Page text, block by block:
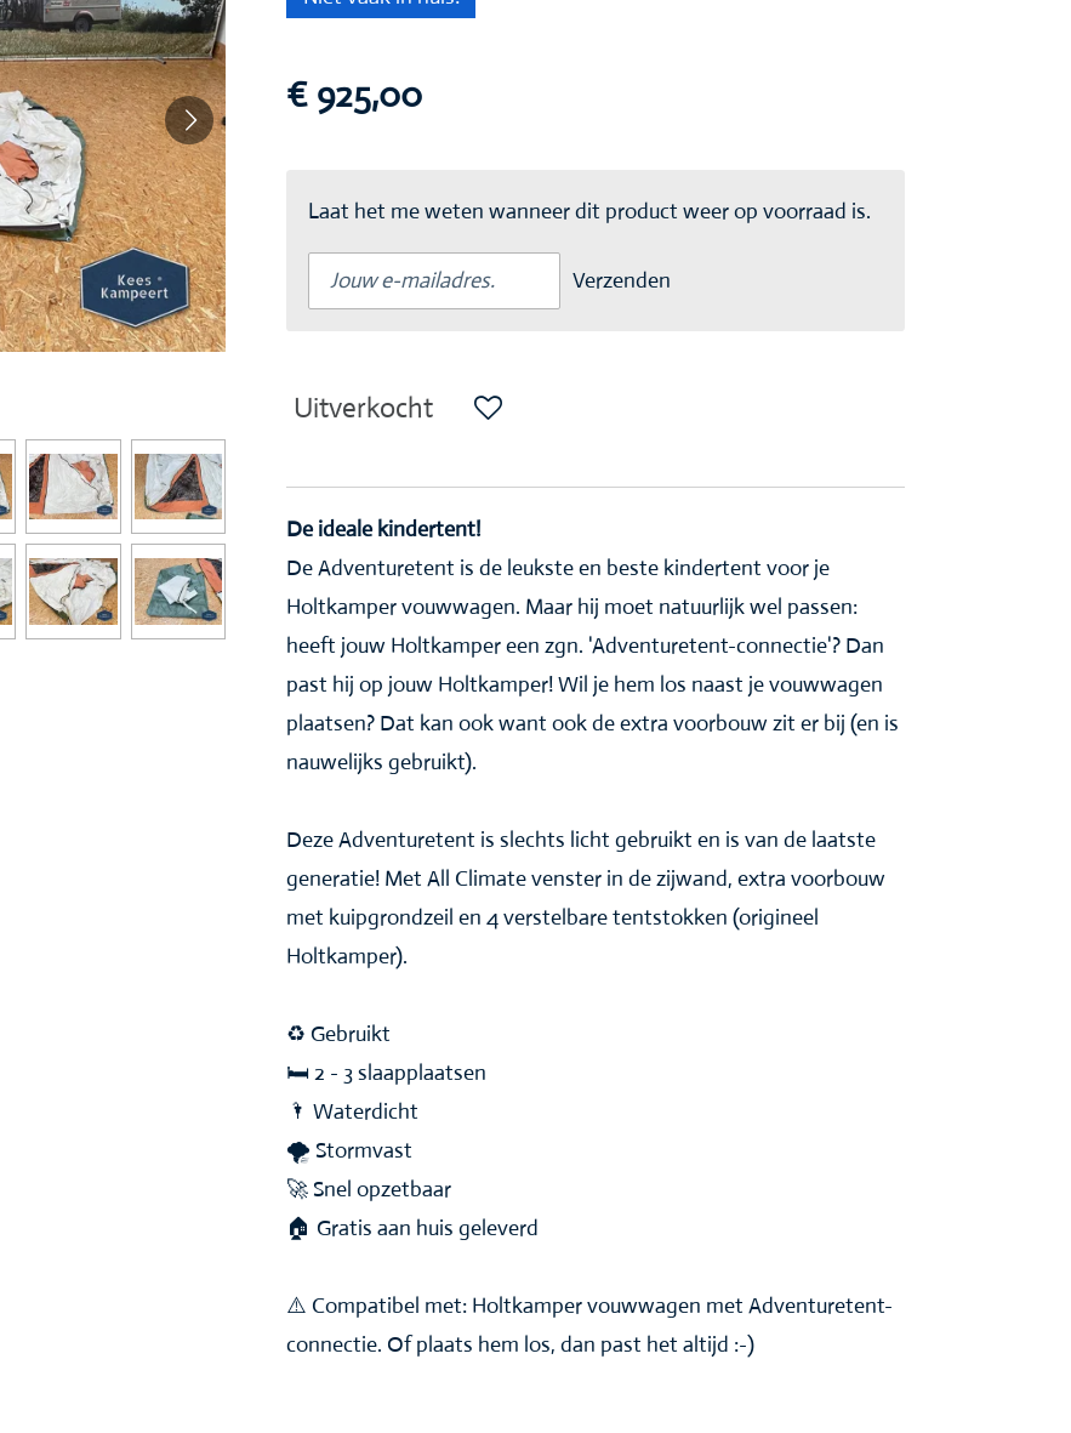
€ 925,00
Laat het me weten wanneer dit product weer op voorraad is.
Verzenden
Uitverkocht
De ideale kindertent!
De Adventuretent is de leukste en beste kindertent voor je
Holtkamper vouwwagen. Maar hij moet natuurlijk wel passen:
heeft jouw Holtkamper een zgn. 'Adventuretent-connectie'? Dan
past hij op jouw Holtkamper! Wil je hem los naast je vouwwagen
plaatsen? Dat kan ook want ook de extra voorbouw zit er bij (en is
nauwelijks gebruikt).
Deze Adventuretent is slechts licht gebruikt en is van de laatste
generatie! Met All Climate venster in de zijwand, extra voorbouw
met kuipgrondzeil en 4 verstelbare tentstokken (origineel
Holtkamper).
♻️ Gebruikt
🛏 2 - 3 slaapplaatsen
🌂 Waterdicht
🌪 Stormvast
🚀 Snel opzetbaar
🏠 Gratis aan huis geleverd
⚠️ Compatibel met: Holtkamper vouwwagen met Adventuretent-
connectie. Of plaats hem los, dan past het altijd :-)